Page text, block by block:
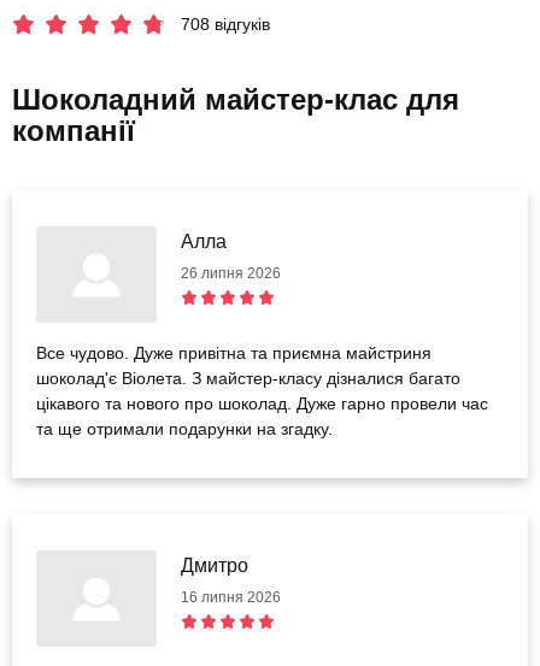
708 відгуків
Шоколадний майстер-клас для
компанії
Алла
26 липня 2026
Все чудово. Дуже привітна та приємна майстриня
шоколад'є Віолета. З майстер-класу дізналися багато
цікавого та нового про шоколад. Дуже гарно провели час
та ще отримали подарунки на згадку.
Дмитро
16 липня 2026